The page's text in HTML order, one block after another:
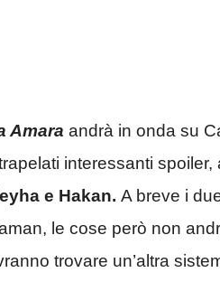
Amara andrà in onda su
interessanti
e Hakan. A breve i
le cose però non
trovare un’altra